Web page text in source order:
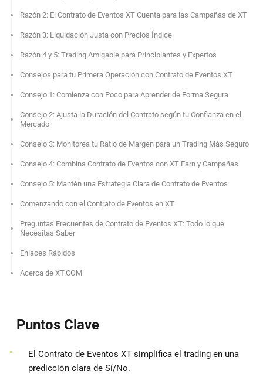
Razón 2: El Contrato de Eventos XT Cuenta para las Campañas de XT
Razón 3: Liquidación Justa con Precios Índice
Razón 4 y 5: Trading Amigable para Principiantes y Expertos
Consejos para tu Primera Operación con Contrato de Eventos XT
Consejo 1: Comienza con Poco para Aprender de Forma Segura
Consejo 2: Ajusta la Duración del Contrato según tu Confianza en el
Mercado
Consejo 3: Monitorea tu Ratio de Margen para un Trading Más Seguro
Consejo 4: Combina Contrato de Eventos con XT Earn y Campañas
Consejo 5: Mantén una Estrategia Clara de Contrato de Eventos
Comenzando con el Contrato de Eventos en XT
Preguntas Frecuentes de Contrato de Eventos XT: Todo lo que
Necesitas Saber
Enlaces Rápidos
Acerca de XT.COM
Puntos Clave
El Contrato de Eventos XT simplifica el trading en una
predicción clara de Sí/No.